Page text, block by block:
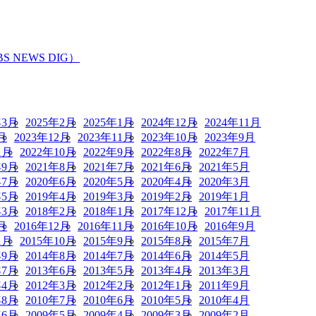
NEWS DIG）
月 2025年2月 2025年1月 2024年12月 2024年11月
2023年12月 2023年11月 2023年10月 2023年9月
月 2022年10月 2022年9月 2022年8月 2022年7月
月 2021年8月 2021年7月 2021年6月 2021年5月
月 2020年6月 2020年5月 2020年4月 2020年3月
月 2019年4月 2019年3月 2019年2月 2019年1月
月 2018年2月 2018年1月 2017年12月 2017年11月
2016年12月 2016年11月 2016年10月 2016年9月
月 2015年10月 2015年9月 2015年8月 2015年7月
月 2014年8月 2014年7月 2014年6月 2014年5月
月 2013年6月 2013年5月 2013年4月 2013年3月
月 2012年3月 2012年2月 2012年1月 2011年9月
月 2010年7月 2010年6月 2010年5月 2010年4月